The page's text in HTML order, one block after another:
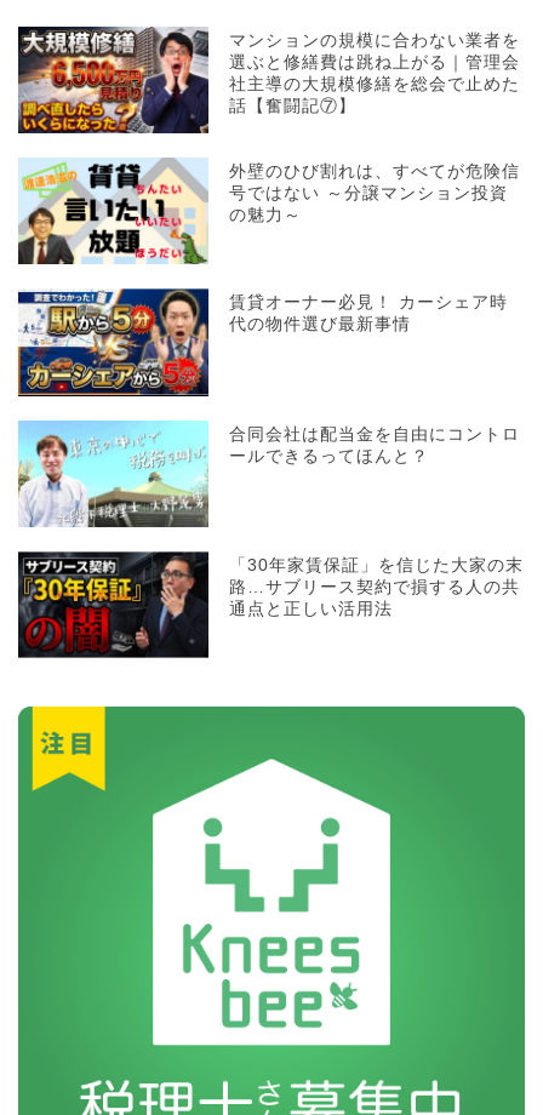
マンションの規模に合わない業者を
選ぶと修繕費は跳ね上がる｜管理会
社主導の大規模修繕を総会で止めた
話【奮闘記⑦】
外壁のひび割れは、すべてが危険信
号ではない ～分譲マンション投資
の魅力～
賃貸オーナー必見！ カーシェア時
代の物件選び最新事情
合同会社は配当金を自由にコントロ
ールできるってほんと？
「30年家賃保証」を信じた大家の末
路…サブリース契約で損する人の共
通点と正しい活用法